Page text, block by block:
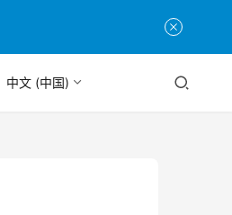
中文 (中国)